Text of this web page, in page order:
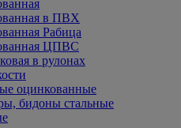
в ПВХ
Рабица
ЦПВС
в рулонах
оцинкованные
бидоны стальные